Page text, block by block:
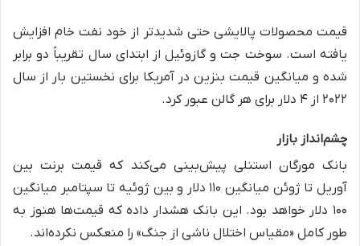
قیمت محصولات پالایشی حتی شدیدتر از خود نفت خام افزایش
یافته است. سوخت جت و گازوئیل از ابتدای سال تقریباً دو برابر
شده و میانگین قیمت بنزین در آمریکا برای نخستین بار از سال
۲۰۲۲ از ۴ دلار برای هر گالن عبور کرد.
چشم‌انداز بازار
بانک مورگان استنلی پیش‌بینی می‌کند که قیمت برنت بین
آوریل تا ژوئن میانگین ۱۱۰ دلار و بین ژوئیه تا سپتامبر میانگین
۱۰۰ دلار خواهد بود. این بانک هشدار داده که قیمت‌ها هنوز به
طور کامل «مقیاس اختلال ناشی از جنگ» را منعکس نکرده‌اند.